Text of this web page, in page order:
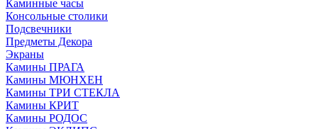
Каминные часы
Консольные столики
Подсвечники
Предметы Декора
Экраны
Камины ПРАГА
Камины МЮНХЕН
Камины ТРИ СТЕКЛА
Камины КРИТ
Камины РОДОС